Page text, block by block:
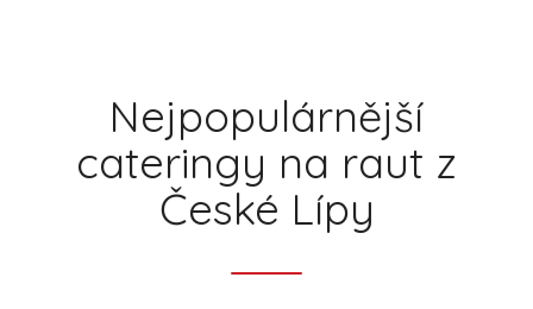
Nejpopulárnější
cateringy na raut z
České Lípy